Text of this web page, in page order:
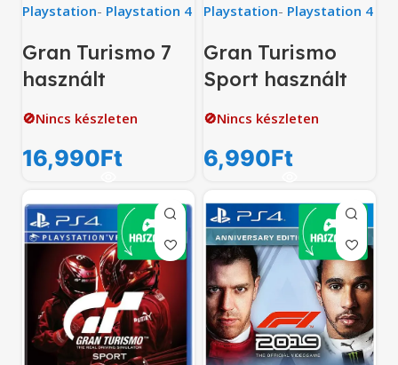
Playstation- Playstation 4
Gran Turismo 7
használt
🚫Nincs készleten
16,990Ft
Playstation- Playstation 4
Gran Turismo
Sport használt
🚫Nincs készleten
6,990Ft